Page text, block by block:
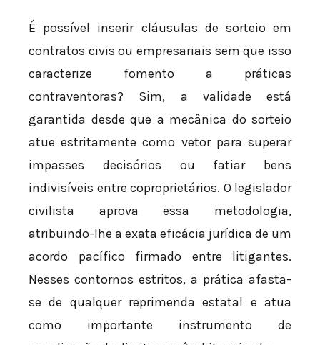
É possível inserir cláusulas de sorteio em
contratos civis ou empresariais sem que isso
caracterize fomento a práticas
contraventoras? Sim, a validade está
garantida desde que a mecânica do sorteio
atue estritamente como vetor para superar
impasses decisórios ou fatiar bens
indivisíveis entre coproprietários. O legislador
civilista aprova essa metodologia,
atribuindo-lhe a exata eficácia jurídica de um
acordo pacífico firmado entre litigantes.
Nesses contornos estritos, a prática afasta-
se de qualquer reprimenda estatal e atua
como importante instrumento de